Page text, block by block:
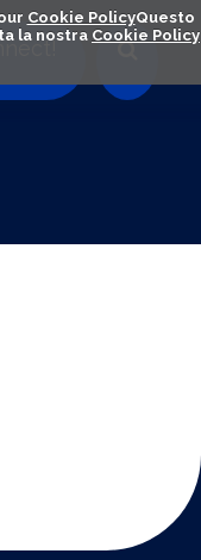
Cookie PolicyQuesto
la nostra Cookie Policy